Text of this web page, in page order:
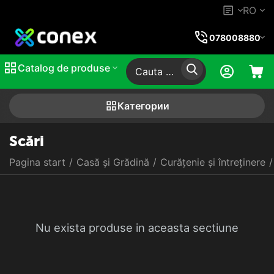
RO
078008880
Catalog de produse
Категории
Scări
Pagina start / Casă și Grădină / Curățenie și întreținere /
Nu exista produse in aceasta sectiune